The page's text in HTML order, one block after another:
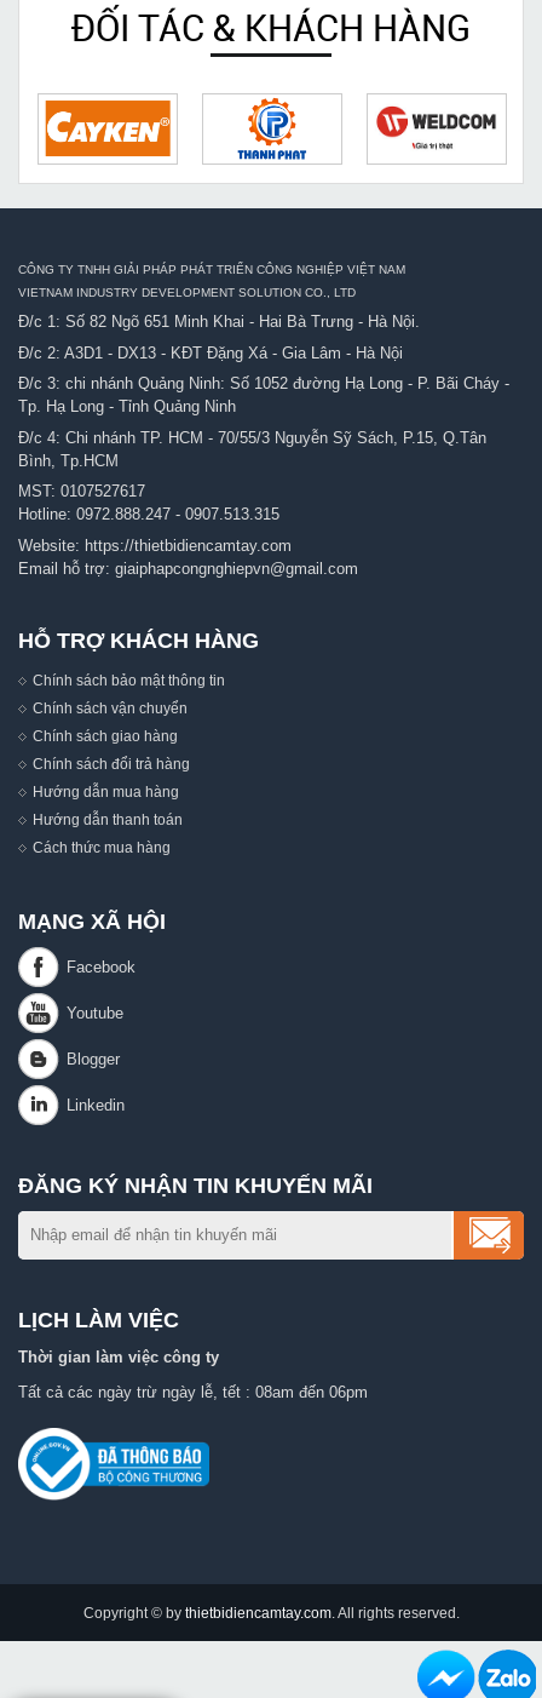
ĐỐI TÁC & KHÁCH HÀNG
CÔNG TY TNHH GIẢI PHÁP PHÁT TRIỂN CÔNG NGHIỆP VIỆT NAM
VIETNAM INDUSTRY DEVELOPMENT SOLUTION CO., LTD
Đ/c 1: Số 82 Ngõ 651 Minh Khai - Hai Bà Trưng - Hà Nội.
Đ/c 2: A3D1 - DX13 - KĐT Đặng Xá - Gia Lâm - Hà Nội
Đ/c 3: chi nhánh Quảng Ninh: Số 1052 đường Hạ Long - P. Bãi Cháy -
Tp. Hạ Long - Tỉnh Quảng Ninh
Đ/c 4: Chi nhánh TP. HCM - 70/55/3 Nguyễn Sỹ Sách, P.15, Q.Tân
Bình, Tp.HCM
MST: 0107527617
Hotline: 0972.888.247 - 0907.513.315
Website: https://thietbidiencamtay.com
Email hỗ trợ: giaiphapcongnghiepvn@gmail.com
HỖ TRỢ KHÁCH HÀNG
Chính sách bảo mật thông tin
Chính sách vận chuyển
Chính sách giao hàng
Chính sách đổi trả hàng
Hướng dẫn mua hàng
Hướng dẫn thanh toán
Cách thức mua hàng
MẠNG XÃ HỘI
ĐĂNG KÝ NHẬN TIN KHUYẾN MÃI
LỊCH LÀM VIỆC
Thời gian làm việc công ty
Tất cả các ngày trừ ngày lễ, tết : 08am đến 06pm
Copyright © by thietbidiencamtay.com. All rights reserved.